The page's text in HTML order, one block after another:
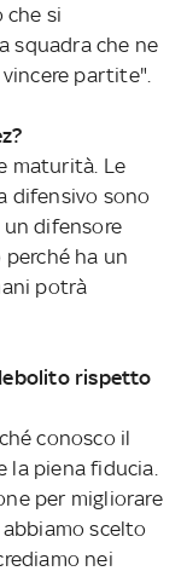
che si
squadra che ne
partite".
maturità. Le
difensivo sono
difensore
ha un
potrà
rispetto
conosco il
la piena fiducia.
per migliorare
scelto
nei